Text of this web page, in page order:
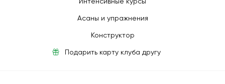
Асаны и упражнения
Конструктор
Подарить карту клуба другу